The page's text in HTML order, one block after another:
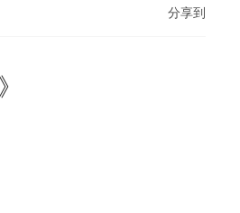
分享到